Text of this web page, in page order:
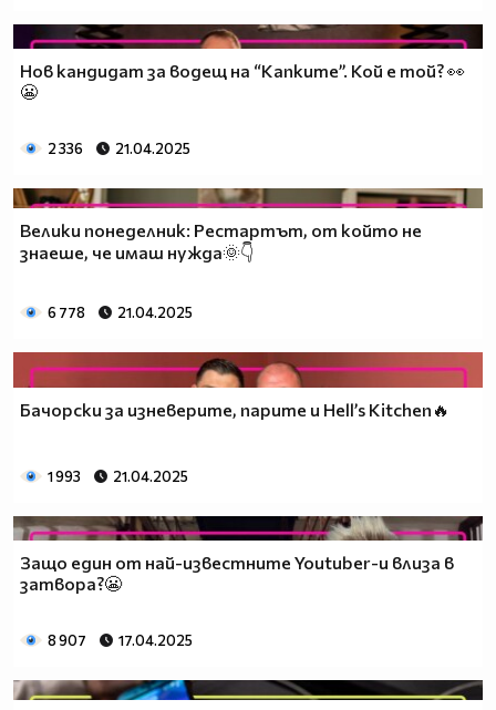
Нов кандидат за водещ на “Капките”. Кой е той? 👀
😬
2 336 21.04.2025
Велики понеделник: Рестартът, от който не
знаеше, че имаш нужда🌞👇
6 778 21.04.2025
Бачорски за изневерите, парите и Hell’s Kitchen🔥
1 993 21.04.2025
Защо един от най-известните Youtuber-и влиза в
затвора?😬
8 907 17.04.2025